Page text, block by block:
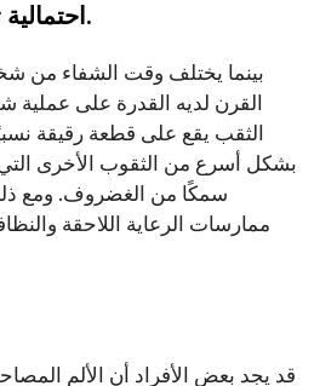
4. احتمالية تقليل وقت الشفاء.
بينما يختلف وقت الشفاء من
القرن لديه القدرة على عملية
الثقب يقع على قطعة رقيقة
بشكل أسرع من الثقوب الأخرى
سمكًا من الغضروف. ومع
ممارسات الرعاية اللاحقة
قد يجد بعض الأفراد أن الألم